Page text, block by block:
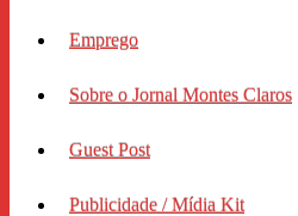
Emprego
Sobre o Jornal Montes Claros
Guest Post
Publicidade / Mídia Kit